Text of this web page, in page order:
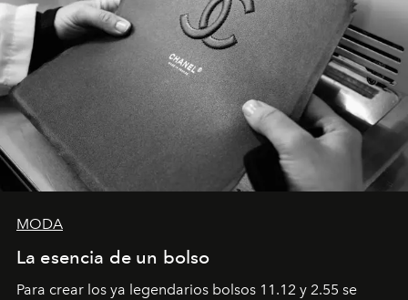
MODA
La esencia de un bolso
Para crear los ya legendarios bolsos 11.12 y 2.55 se